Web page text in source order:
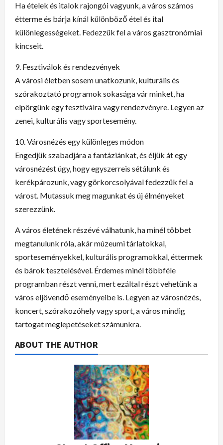
Ha ételek és italok rajongói vagyunk, a város számos
étterme és bárja kínál különböző étel és ital
különlegességeket. Fedezzük fel a város gasztronómiai
kincseit.
9. Fesztiválok és rendezvények
A városi életben sosem unatkozunk, kulturális és
szórakoztató programok sokasága vár minket, ha
elpörgünk egy fesztiválra vagy rendezvényre. Legyen az
zenei, kulturális vagy sportesemény.
10. Városnézés egy különleges módon
Engedjük szabadjára a fantáziánkat, és éljük át egy
városnézést úgy, hogy egyszerreis sétálunk és
kerékpározunk, vagy görkorcsolyával fedezzük fel a
várost. Mutassuk meg magunkat és új élményeket
szerezzünk.
A város életének részévé válhatunk, ha minél többet
megtanulunk róla, akár múzeumi tárlatokkal,
sporteseményekkel, kulturális programokkal, éttermek
és bárok tesztelésével. Érdemes minél többféle
programban részt venni, mert ezáltal részt vehetünk a
város eljövendő eseményeibe is. Legyen az városnézés,
koncert, szórakozóhely vagy sport, a város mindig
tartogat meglepetéseket számunkra.
ABOUT THE AUTHOR